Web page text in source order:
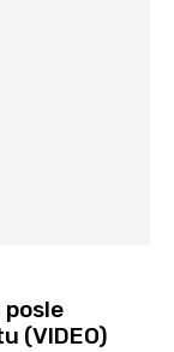
(VIDEO)